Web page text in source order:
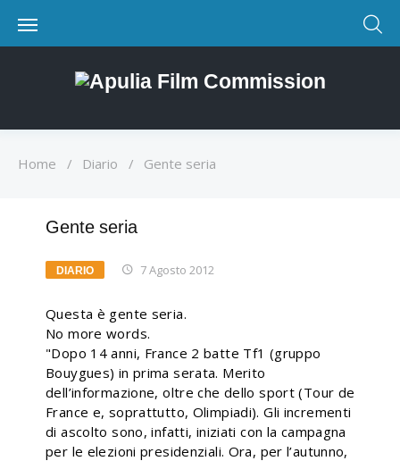
Home / Diario / Gente seria
Gente seria
DIARIO 7 Agosto 2012
Questa è gente seria.
No more words.
"Dopo 14 anni, France 2 batte Tf1 (gruppo
Bouygues) in prima serata. Merito
dell’informazione, oltre che dello sport (Tour de
France e, soprattutto, Olimpiadi). Gli incrementi
di ascolto sono, infatti, iniziati con la campagna
per le elezioni presidenziali. Ora, per l’autunno,